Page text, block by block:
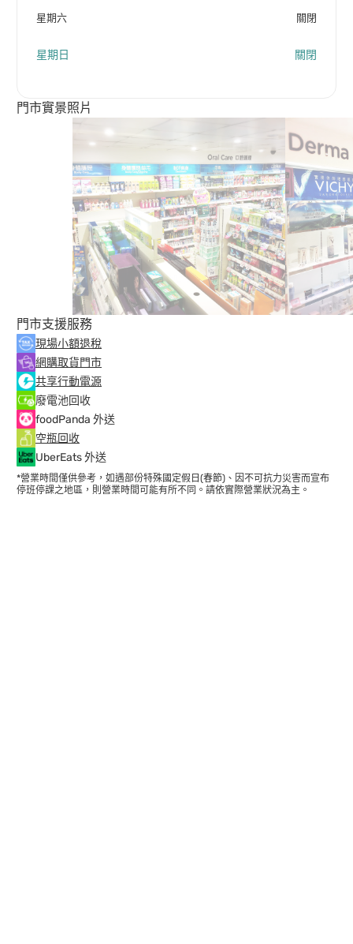
星期六 關閉
星期日 關閉
門市實景照片
門市支援服務
現場小額退稅
網購取貨門市
共享行動電源
廢電池回收
foodPanda 外送
空瓶回收
UberEats 外送
*營業時間僅供參考，如遇部份特殊國定假日(春節)、因不可抗力災害而宣布
停班停課之地區，則營業時間可能有所不同。請依實際營業狀況為主。